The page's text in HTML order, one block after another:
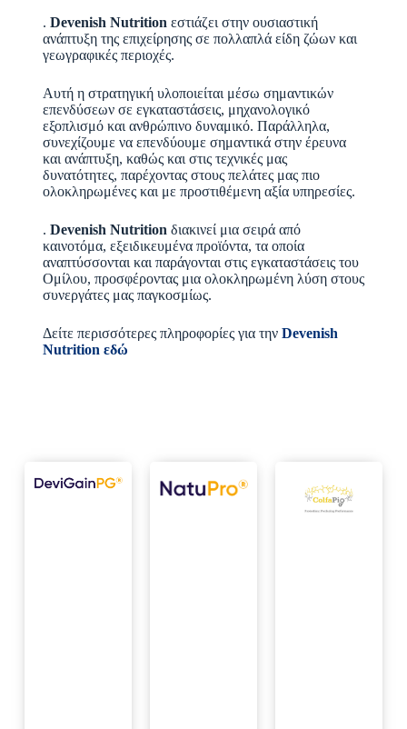
. Devenish Nutrition εστιάζει στην ουσιαστική
ανάπτυξη της επιχείρησης σε πολλαπλά είδη ζώων και
γεωγραφικές περιοχές.
Αυτή η στρατηγική υλοποιείται μέσω σημαντικών
επενδύσεων σε εγκαταστάσεις, μηχανολογικό
εξοπλισμό και ανθρώπινο δυναμικό. Παράλληλα,
συνεχίζουμε να επενδύουμε σημαντικά στην έρευνα
και ανάπτυξη, καθώς και στις τεχνικές μας
δυνατότητες, παρέχοντας στους πελάτες μας πιο
ολοκληρωμένες και με προστιθέμενη αξία υπηρεσίες.
. Devenish Nutrition διακινεί μια σειρά από
καινοτόμα, εξειδικευμένα προϊόντα, τα οποία
αναπτύσσονται και παράγονται στις εγκαταστάσεις του
Ομίλου, προσφέροντας μια ολοκληρωμένη λύση στους
συνεργάτες μας παγκοσμίως.
Δείτε περισσότερες πληροφορίες για την Devenish
Nutrition εδώ